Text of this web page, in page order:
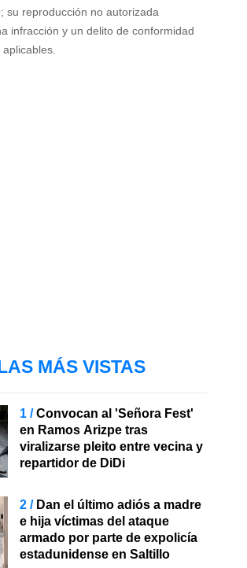
su reproducción no autorizada
infracción y un delito de conformidad
MÁS VISTAS
Convocan al 'Señora Fest'
en Ramos Arizpe tras
viralizarse pleito entre vecina y
repartidor de DiDi
Dan el último adiós a madre
e hija víctimas del ataque
armado por parte de expolicía
estadunidense en Saltillo